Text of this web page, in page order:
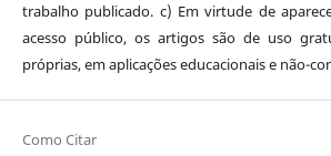
trabalho publicado. c) Em virtude de
acesso público, os artigos são de uso
próprias, em aplicações educacionais e não-
Como Citar